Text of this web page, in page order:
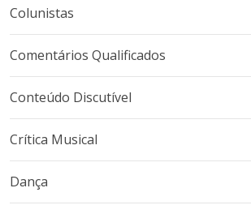
Colunistas
Comentários Qualificados
Conteúdo Discutível
Crítica Musical
Dança